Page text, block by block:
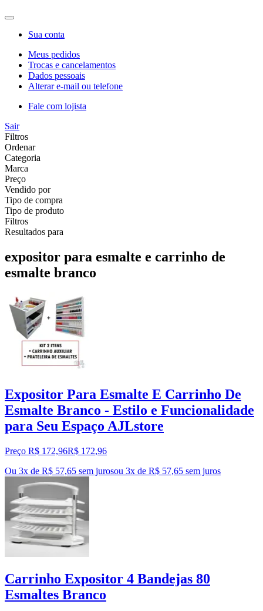
Sua conta
Meus pedidos
Trocas e cancelamentos
Dados pessoais
Alterar e-mail ou telefone
Fale com lojista
Sair
Filtros
Ordenar
Categoria
Marca
Preço
Vendido por
Tipo de compra
Tipo de produto
Filtros
Resultados para
expositor para esmalte e carrinho de
esmalte branco
Expositor Para Esmalte E Carrinho De
Esmalte Branco - Estilo e Funcionalidade
para Seu Espaço AJLstore
Preço R$ 172,96R$ 172,96
Ou 3x de R$ 57,65 sem jurosou 3x de R$ 57,65 sem juros
Carrinho Expositor 4 Bandejas 80
Esmaltes Branco